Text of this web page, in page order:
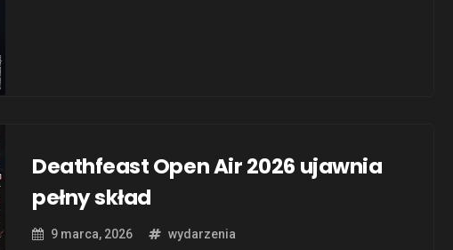
Deathfeast Open Air 2026 ujawnia
pełny skład
9 marca, 2026 wydarzenia